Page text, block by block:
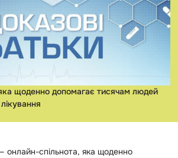
щоденно допомагає тисячам людей
онлайн-спільнота, яка щоденно